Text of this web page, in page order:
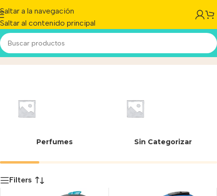
Saltar a la navegación
Saltar al contenido principal
5 mInicio/Producto
Perfumes Sin Categorizar
Filters